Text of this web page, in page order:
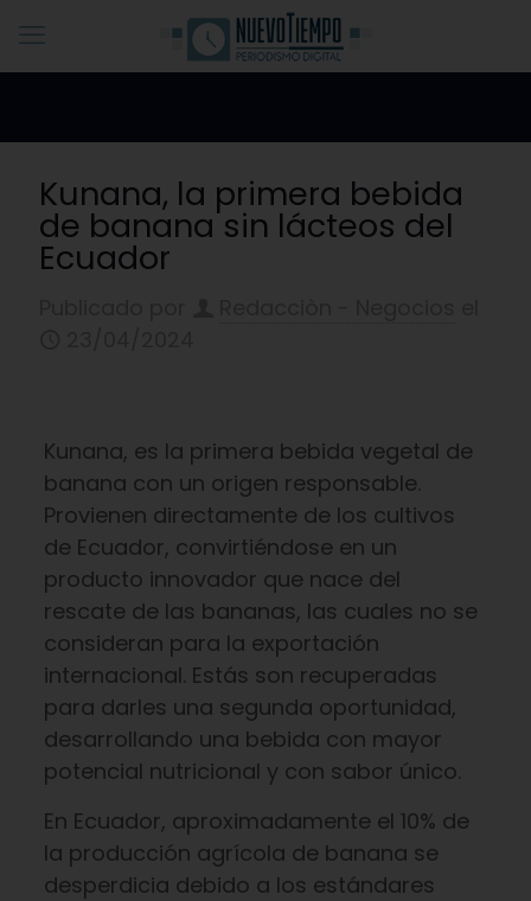
Kunana, la primera bebida
de banana sin lácteos del
Ecuador
Kunana, es la primera bebida vegetal de
banana con un origen responsable.
Provienen directamente de los cultivos
de Ecuador, convirtiéndose en un
producto innovador que nace del
rescate de las bananas, las cuales no se
consideran para la exportación
internacional. Estás son recuperadas
para darles una segunda oportunidad,
desarrollando una bebida con mayor
potencial nutricional y con sabor único.
En Ecuador, aproximadamente el 10% de
la producción agrícola de banana se
desperdicia debido a los estándares